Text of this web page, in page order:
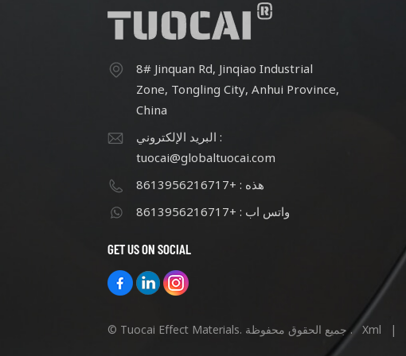
8# Jinquan Rd, Jinqiao Industrial
Zone, Tongling City, Anhui Province,
China
البريد الإلكتروني :
tuocai@globaltuocai.com
هذه : +8613956216717
واتس اب : +8613956216717
GET US ON SOCIAL
© Tuocai Effect Materials. جميع الحقوق محفوظة . Xml |